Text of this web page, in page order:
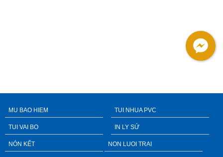
MU BAO HIEM TUI NHUA PVC
TUI VAI BO IN LY SỨ
NÓN KẾT NON LUOI TRAI